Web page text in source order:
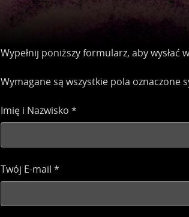
Wypełnij poniższy formularz, aby
Wymagane są wszystkie pola oznaczone
Imię i Nazwisko *
Twój E-mail *